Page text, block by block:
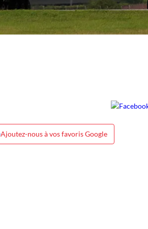
Ajoutez-nous à vos favoris Google